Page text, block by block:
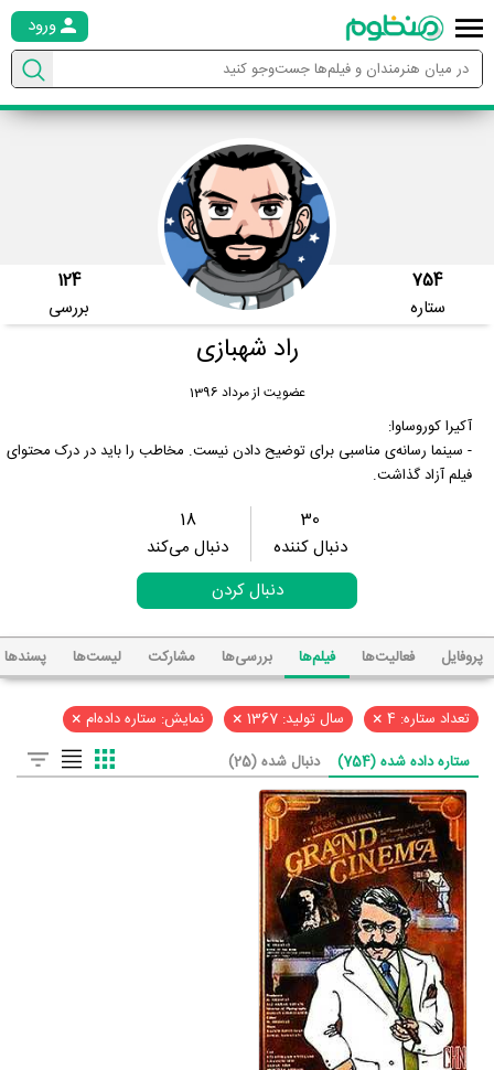
ورود
754
ستاره
124
بررسی
راد شهبازی
عضویت از مرداد 1396
آکیرا کوروساوا:
- سینما رسانه‌ی مناسبی برای توضیح دادن نیست. مخاطب را باید در درک محتوای
فیلم آزاد گذاشت.
30
دنبال کننده
18
دنبال می‌کند
دنبال کردن
پروفایل فعالیت‌ها فیلم‌ها بررسی‌ها مشارکت لیست‌ها پسند‌ها
تعداد ستاره: 4 × سال تولید: 1367 × نمایش: ستاره داده‌ام ×
ستاره داده شده (754) دنبال شده (25)